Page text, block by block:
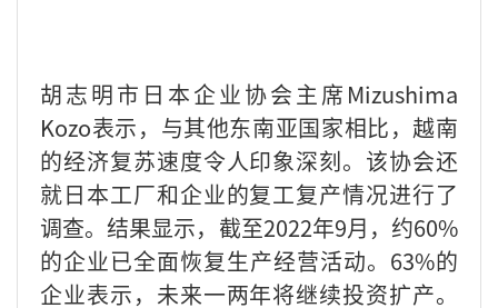
胡志明市日本企业协会主席 Mizushima
Kozo表示，与其他东南亚国家相比，越南
的经济复苏速度令人印象深刻。该协会还
就日本工厂和企业的复工复产情况进行了
调查。结果显示，截至2022年9月，约60%
的企业已全面恢复生产经营活动。 63%的
企业表示，未来一两年将继续投资扩产。